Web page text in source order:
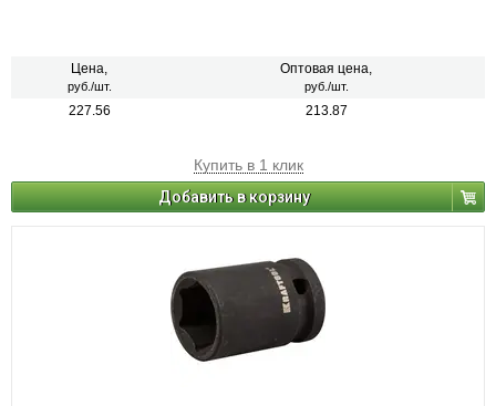
Цена,
руб./шт.
Оптовая цена,
руб./шт.
227.56 213.87
Купить в 1 клик
Добавить в корзину